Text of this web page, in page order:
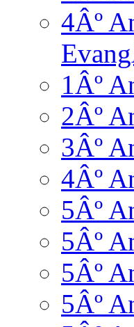
4Âº
1Âº
2Âº
3Âº
4Âº
5Âº
5Âº
5Âº
5Âº